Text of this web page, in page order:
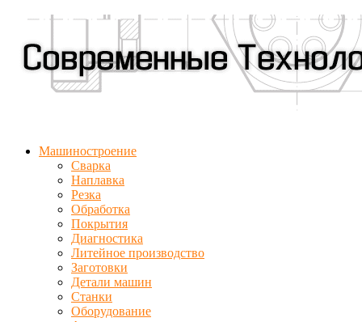
Машиностроение
Сварка
Наплавка
Резка
Обработка
Покрытия
Диагностика
Литейное производство
Заготовки
Детали машин
Станки
Оборудование